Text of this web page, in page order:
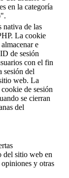
en la categoría
nativa de las
La cookie
e
de sesión
con el fin
sesión del
web. La
de sesión
se cierran
del
del sitio web en
opiniones y otras